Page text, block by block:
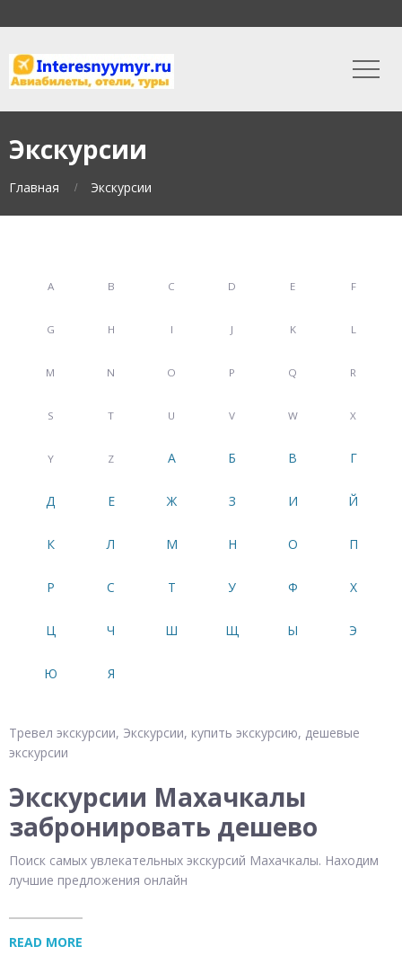
Экскурсии
Главная Экскурсии
A B C D E F
G H I J K L
M N O P Q R
S T U V W X
Y Z А Б В Г
Д Е Ж З И Й
К Л М Н О П
Р С Т У Ф Х
Ц Ч Ш Щ Ы Э
Ю Я
Тревел экскурсии, Экскурсии, купить экскурсию, дешевые
экскурсии
Экскурсии Махачкалы
забронировать дешево
Поиск самых увлекательных экскурсий Махачкалы. Находим
лучшие предложения онлайн
READ MORE